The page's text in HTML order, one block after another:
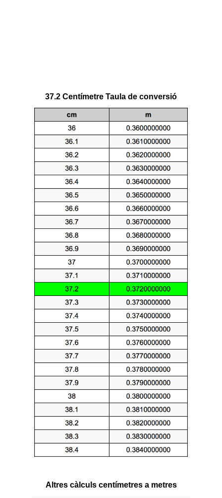
37.2 Centímetre Taula de conversió
Altres càlculs centímetres a metres